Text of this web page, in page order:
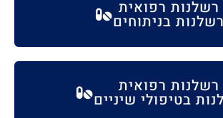
רשלנות רפואית
רשלנות בניתוחים
רשלנות רפואית
בטיפולי שיניים